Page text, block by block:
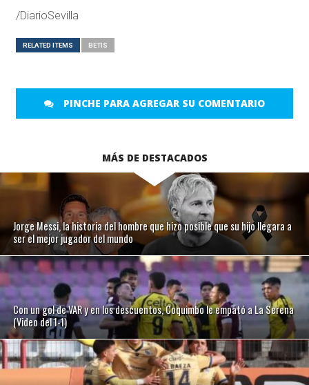
/DiarioSevilla
RELATED ITEMS BETIS
PINCHE PARA AGREGAR SU COMENTARIO
MÁS DE DESTACADOS
Jorge Messi, la historia del hombre que hizo posible que su hijo llegara a
ser el mejor jugador del mundo
Con un gol de VAR y en los descuentos, Coquimbo le empató a La Serena
(Video del 1-1)